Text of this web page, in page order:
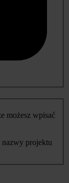
możesz wpisać
projektu